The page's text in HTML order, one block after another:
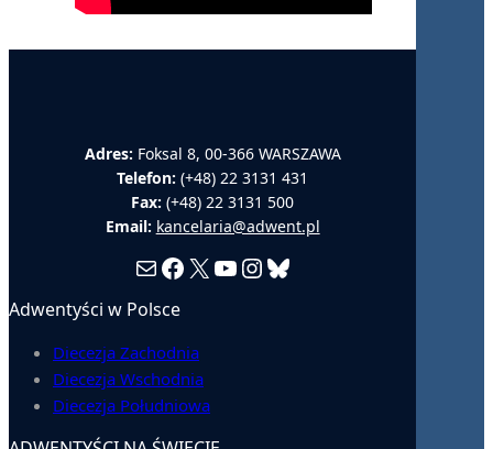
Adres: Foksal 8, 00-366 WARSZAWA
Telefon: (+48) 22 3131 431
Fax: (+48) 22 3131 500
Email: kancelaria@adwent.pl
MailFacebook
X YouTube
Instagram
Bluesky
Adwentyści w Polsce
Diecezja Zachodnia
Diecezja Wschodnia
Diecezja Południowa